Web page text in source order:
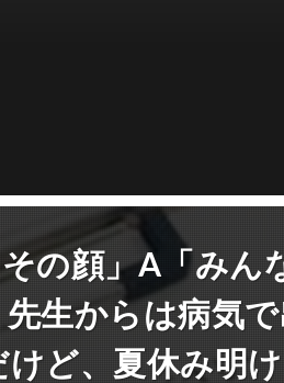
の顔」A「みん
生からは病気
ど、夏休み明